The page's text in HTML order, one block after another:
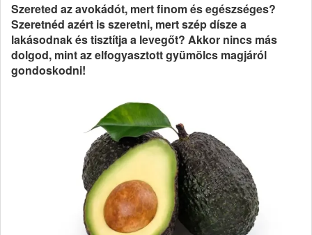
Szereted az avokádót, mert finom és egészséges?
Szeretnéd azért is szeretni, mert szép dísze a
lakásodnak és tisztítja a levegőt? Akkor nincs más
dolgod, mint az elfogyasztott gyümölcs magjáról
gondoskodni!